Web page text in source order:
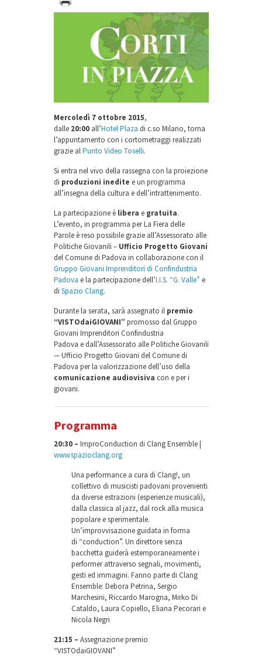
Mercoledì 7 ottobre 2015,
dalle 20:00all’Hotel Plaza di c.so Milano, torna
l’appuntamento con i cortometraggi realizzati
grazie alPunto Video Toselli.
Si entra nel vivo della rassegna con la proiezione
di produzioni inedite e un programma
all’insegna della cultura e dell’intrattenimento.
La partecipazione è libera e gratuita.
L’evento, in programma per La Fiera delle
Parole è reso possibile grazie all’Assessorato alle
Politiche Giovanili –Ufficio Progetto Giovani
del Comune di Padova in collaborazione con il
Gruppo Giovani Imprenditori di Confindustria
Padova e la partecipazione dell’I.I.S. “G. Valle” e
di Spazio Clang.
Durante la serata, sarà assegnato il premio
“VISTOdaiGIOVANI” promosso dal Gruppo
Giovani Imprenditori Confindustria
Padova e dall’Assessorato alle Politiche Giovanili
— Ufficio Progetto Giovani del Comune di
Padova per la valorizzazione dell’uso della
comunicazione audiovisiva con e per i
giovani.
Programma
20:30 – ImproConduction di Clang Ensemble |
www.spazioclang.org
Una performance a cura di Clang!, un
collettivo di musicisti padovani provenienti
da diverse estrazioni (esperienze musicali),
dalla classica al jazz, dal rock alla musica
popolare e sperimentale.
Un’improvvisazione guidata in forma
di “conduction”. Un direttore senza
bacchetta guiderà estemporaneamente i
performer attraverso segnali, movimenti,
gesti ed immagini. Fanno parte di Clang
Ensemble: Debora Petrina, Sergio
Marchesini, Riccardo Marogna, Mirko Di
Cataldo, Laura Copiello, Eliana Pecorari e
Nicola Negri
21:15 – Assegnazione premio
“VISTOdaiGIOVANI”